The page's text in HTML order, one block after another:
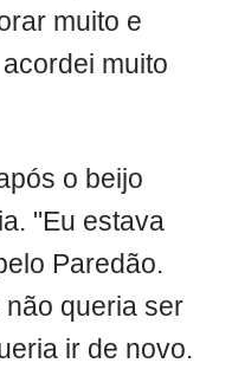
muito e
muito
o beijo
"Eu estava
Paredão.
não queria ser
ir de novo.